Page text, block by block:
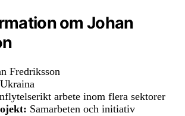
om Johan
Fredriksson
Ukraina
arbete inom flera sektorer
Samarbeten och initiativ